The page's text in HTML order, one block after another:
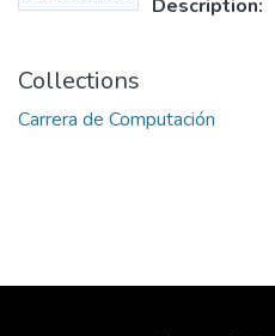
Description:
Collections
Carrera de Computación